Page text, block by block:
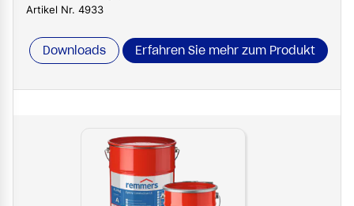
Artikel Nr. 4933
Downloads Erfahren Sie mehr zum Produkt